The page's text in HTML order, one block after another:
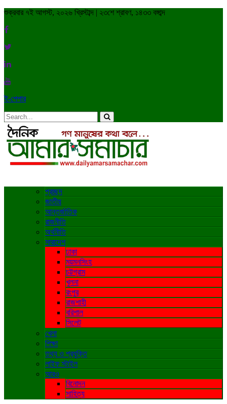
শুক্রবার ৭ই আগস্ট, ২০২৬ খ্রিস্টাব্দ | ২৩শে শ্রাবণ, ১৪৩৩ বঙ্গাব্দ
ই-পেপার
প্রচ্ছদ
জাতীয়
আন্তর্জাতিক
রাজনীতি
অর্থনীতি
সারাদেশ
ঢাকা
ময়মনসিংহ
চট্টগ্রাম
খুলনা
রংপুর
রাজশাহী
বরিশাল
সিলেট
খেলা
শিক্ষা
তথ্য ও প্রযুক্তি
লাইফ স্টাইল
আরও
বিনোদন
সাহিত্য